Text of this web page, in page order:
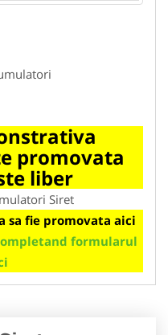
promovata
liber
Siret
sa fie promovata aici
formularul